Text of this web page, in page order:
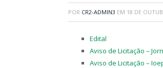
POR CR2-ADMIN3 EM 18 DE
Edital
Aviso de Licitação –
Aviso de Licitação –